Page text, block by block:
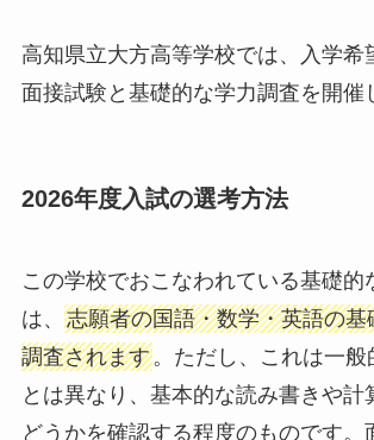
高知県立大方高等学校では、入学希
面接試験と基礎的な学力調査を開催
2026年度入試の選考方法
この学校でおこなわれている基礎的
は、 志願者の国語・数学・英語の基
調査されます。ただし、これは一般
とは異なり、基本的な読み書きや計
どうかを確認する程度のものです。